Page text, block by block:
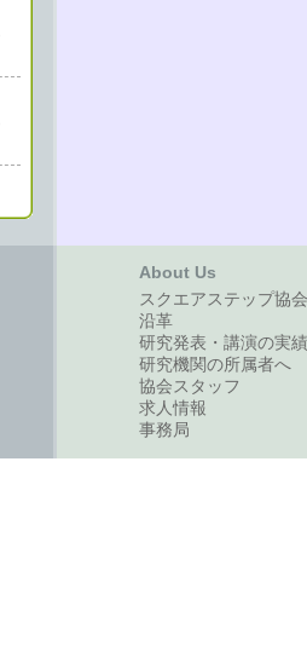
About Us
スクエアステップ協
沿革
研究発表・講演の実績
研究機関の所属者へ
協会スタッフ
求人情報
事務局